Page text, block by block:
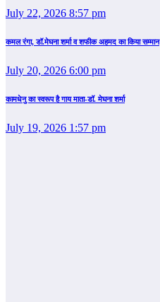
July 22, 2026 8:57 pm
कमल रंगा, डॉ.मेघना शर्मा व शफीक अहमद का किया सम्‍मान
July 20, 2026 6:00 pm
कामधेनु का स्वरूप है गाय माता-डॉ. मेघना शर्मा
July 19, 2026 1:57 pm